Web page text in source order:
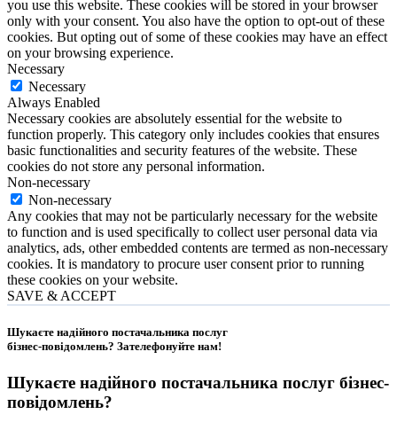
you use this website. These cookies will be stored in your browser
only with your consent. You also have the option to opt-out of these
cookies. But opting out of some of these cookies may have an effect
on your browsing experience.
Necessary
Necessary
Always Enabled
Necessary cookies are absolutely essential for the website to
function properly. This category only includes cookies that ensures
basic functionalities and security features of the website. These
cookies do not store any personal information.
Non-necessary
Non-necessary
Any cookies that may not be particularly necessary for the website
to function and is used specifically to collect user personal data via
analytics, ads, other embedded contents are termed as non-necessary
cookies. It is mandatory to procure user consent prior to running
these cookies on your website.
SAVE & ACCEPT
Шукаєте надійного постачальника послуг
бізнес-повідомлень? Зателефонуйте нам!
Шукаєте надійного постачальника послуг бізнес-
повідомлень?